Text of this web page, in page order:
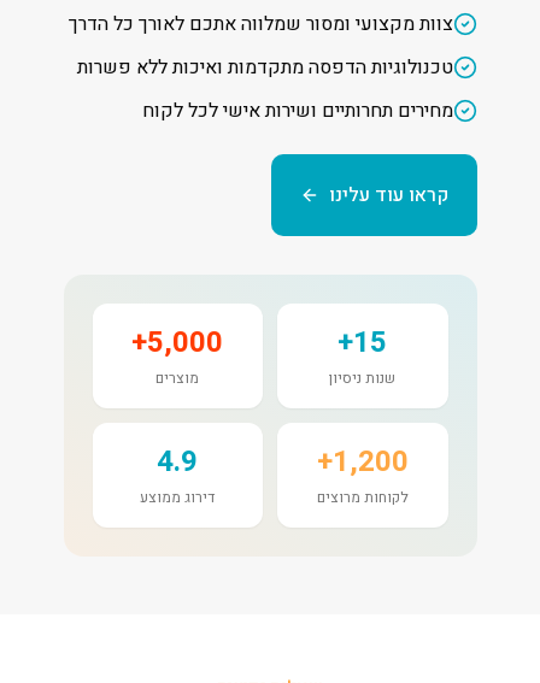
צוות מקצועי ומסור שמלווה אתכם לאורך כל הדרך
טכנולוגיות הדפסה מתקדמות ואיכות ללא פשרות
מחירים תחרותיים ושירות אישי לכל לקוח
קראו עוד עלינו
15+
שנות ניסיון
5,000+
מוצרים
1,200+
לקוחות מרוצים
4.9
דירוג ממוצע